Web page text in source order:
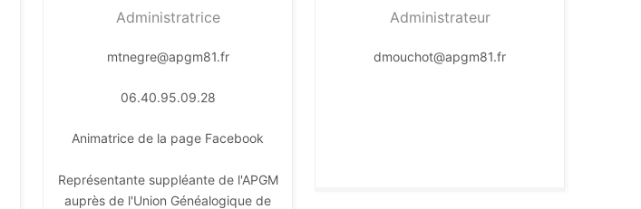
Administratrice
mtnegre@apgm81.fr
06.40.95.09.28
Animatrice de la page Facebook
Représentante suppléante de l'APGM
auprès de l'Union Généalogique de
Administrateur
dmouchot@apgm81.fr